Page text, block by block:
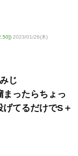
2023/01/26(木)
じ
ったらちょっ
てるだけでS＋